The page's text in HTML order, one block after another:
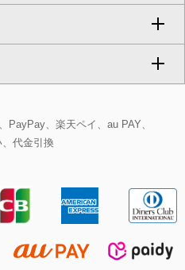
ル
ード
ャーバッグ
PayPay、楽天ペイ、au PAY、
代金引換